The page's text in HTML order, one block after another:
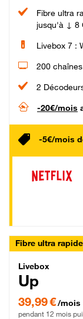
Fibre ultra
jusqu'à ↓ 8
Livebox 7 :
200
2
-20€/mois
-5€/mois
Fibre ultra rapide
Livebox
Livebox
Up
39,99 € par mois
39,99 €/mois
pendant 12 mois